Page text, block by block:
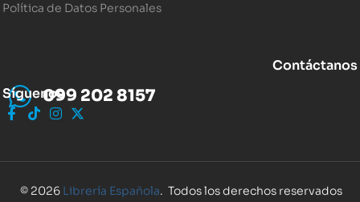
Política de Datos Personales
Contáctanos
099 202 8157
Síguenos
© 2026 Librería Española. Todos los derechos reservados